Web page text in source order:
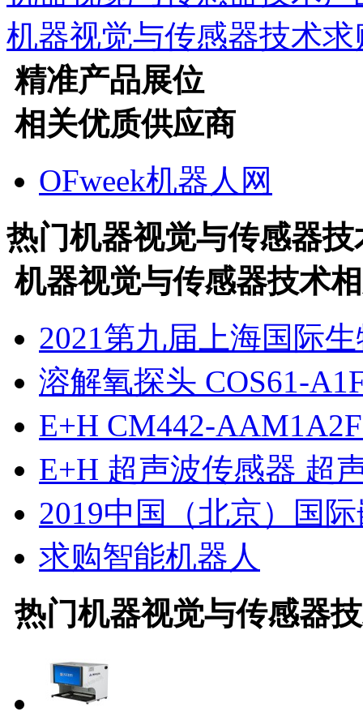
机器视觉与传感器技术求
精准产品展位
相关优质供应商
OFweek机器人网
热门机器视觉与传感器技
机器视觉与传感器技术
2021第九届上海国际
溶解氧探头 COS61-
E+H CM442-
E+H 超声波传感器 超
2019中国（北京）国
求购智能机器人
热门机器视觉与传感器